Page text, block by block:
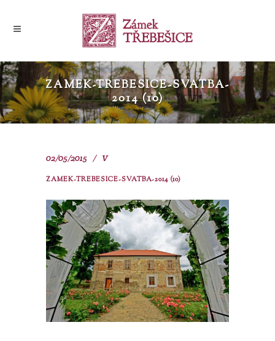
ZAMEK-TREBESICE-SVATBA-
2014 (10)
02/05/2015 V
ZAMEK-TREBESICE-SVATBA-2014 (10)